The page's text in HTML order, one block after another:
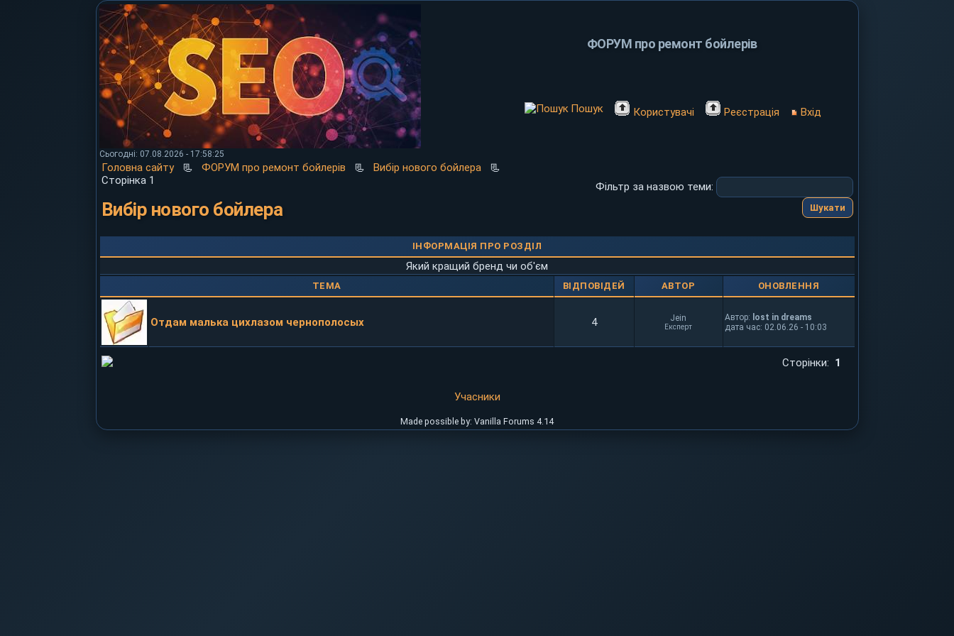
ФОРУМ про ремонт бойлерів
Пошук Користувачі Реєстрація Вхід
Сьогодні: 07.08.2026 - 17:58:25
Головна сайту 📃 ФОРУМ про ремонт бойлерів 📃 Вибір нового бойлера
📃
Сторінка 1
Вибір нового бойлера
Фільтр за назвою теми:
ІНФОРМАЦІЯ ПРО РОЗДІЛ
Який кращий бренд чи об'єм
ТЕМА ВІДПОВІДЕЙ АВТОР ОНОВЛЕННЯ
Отдам малька цихлазом чернополосых 4 Jein
Експерт
Автор: lost in dreams
дата час: 02.06.26 - 10:03
Сторінки: 1
Учасники
Made possible by: Vanilla Forums 4.14